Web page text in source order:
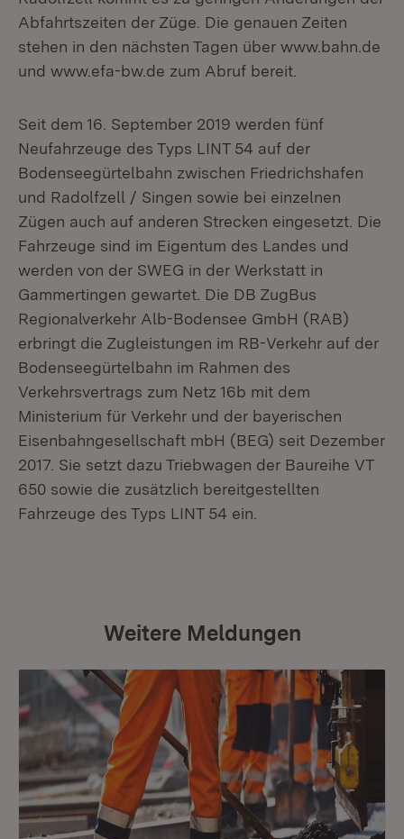
Abfahrtszeiten der Züge. Die genauen Zeiten
stehen in den nächsten Tagen über www.bahn.de
und www.efa-bw.de zum Abruf bereit.
Seit dem 16. September 2019 werden fünf
Neufahrzeuge des Typs LINT 54 auf der
Bodenseegürtelbahn zwischen Friedrichshafen
und Radolfzell / Singen sowie bei einzelnen
Zügen auch auf anderen Strecken eingesetzt. Die
Fahrzeuge sind im Eigentum des Landes und
werden von der SWEG in der Werkstatt in
Gammertingen gewartet. Die DB ZugBus
Regionalverkehr Alb-Bodensee GmbH (RAB)
erbringt die Zugleistungen im RB-Verkehr auf der
Bodenseegürtelbahn im Rahmen des
Verkehrsvertrags zum Netz 16b mit dem
Ministerium für Verkehr und der bayerischen
Eisenbahngesellschaft mbH (BEG) seit Dezember
2017. Sie setzt dazu Triebwagen der Baureihe VT
650 sowie die zusätzlich bereitgestellten
Fahrzeuge des Typs LINT 54 ein.
Weitere Meldungen